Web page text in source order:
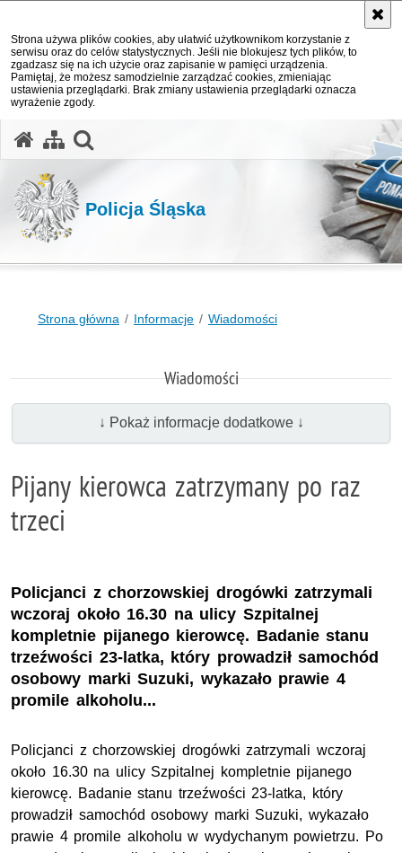
Strona używa plików cookies, aby ułatwić użytkownikom korzystanie z
serwisu oraz do celów statystycznych. Jeśli nie blokujesz tych plików, to
zgadzasz się na ich użycie oraz zapisanie w pamięci urządzenia.
Pamiętaj, że możesz samodzielnie zarządzać cookies, zmieniając
ustawienia przeglądarki. Brak zmiany ustawienia przeglądarki oznacza
wyrażenie zgody.
Policja Śląska
Strona główna Informacje Wiadomości
Wiadomości
↓ Pokaż informacje dodatkowe ↓
Pijany kierowca zatrzymany po raz
trzeci
Policjanci z chorzowskiej drogówki zatrzymali
wczoraj około 16.30 na ulicy Szpitalnej
kompletnie pijanego kierowcę. Badanie stanu
trzeźwości 23-latka, który prowadził samochód
osobowy marki Suzuki, wykazało prawie 4
promile alkoholu...
Policjanci z chorzowskiej drogówki zatrzymali wczoraj
około 16.30 na ulicy Szpitalnej kompletnie pijanego
kierowcę. Badanie stanu trzeźwości 23-latka, który
prowadził samochód osobowy marki Suzuki, wykazało
prawie 4 promile alkoholu w wydychanym powietrzu. Po